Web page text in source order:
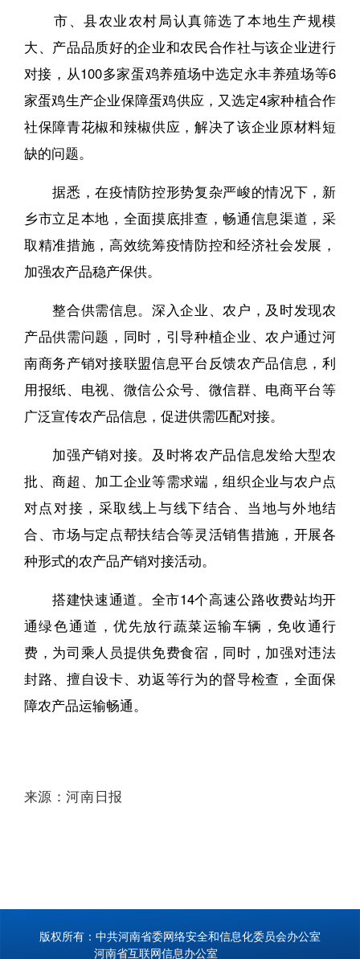
市、县农业农村局认真筛选了本地生产规模
大、产品品质好的企业和农民合作社与该企业进行
对接，从100多家蛋鸡养殖场中选定永丰养殖场等6
家蛋鸡生产企业保障蛋鸡供应，又选定4家种植合作
社保障青花椒和辣椒供应，解决了该企业原材料短
缺的问题。
据悉，在疫情防控形势复杂严峻的情况下，新
乡市立足本地，全面摸底排查，畅通信息渠道，采
取精准措施，高效统筹疫情防控和经济社会发展，
加强农产品稳产保供。
整合供需信息。深入企业、农户，及时发现农
产品供需问题，同时，引导种植企业、农户通过河
南商务产销对接联盟信息平台反馈农产品信息，利
用报纸、电视、微信公众号、微信群、电商平台等
广泛宣传农产品信息，促进供需匹配对接。
加强产销对接。及时将农产品信息发给大型农
批、商超、加工企业等需求端，组织企业与农户点
对点对接，采取线上与线下结合、当地与外地结
合、市场与定点帮扶结合等灵活销售措施，开展各
种形式的农产品产销对接活动。
搭建快速通道。全市14个高速公路收费站均开
通绿色通道，优先放行蔬菜运输车辆，免收通行
费，为司乘人员提供免费食宿，同时，加强对违法
封路、擅自设卡、劝返等行为的督导检查，全面保
障农产品运输畅通。
来源：河南日报
版权所有：中共河南省委网络安全和信息化委员会办公室
河南省互联网信息办公室